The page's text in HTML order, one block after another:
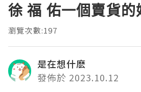
徐 福 佑一個賣貨的
瀏覽次數:197
是在想什麽
發佈於 2023.10.12